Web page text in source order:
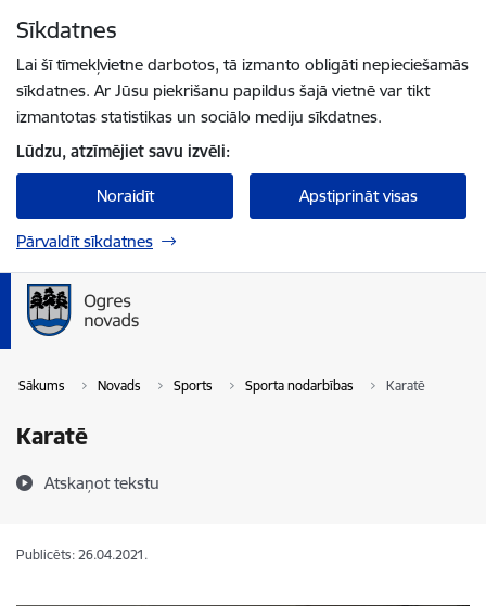
Sīkdatnes
Lai šī tīmekļvietne darbotos, tā izmanto obligāti nepieciešamās
sīkdatnes. Ar Jūsu piekrišanu papildus šajā vietnē var tikt
izmantotas statistikas un sociālo mediju sīkdatnes.
Lūdzu, atzīmējiet savu izvēli:
Noraidīt Apstiprināt visas
Pārvaldīt sīkdatnes
Sākums Novads Sports Sporta nodarbības Karatē
Karatē
Atskaņot tekstu
Publicēts: 26.04.2021.